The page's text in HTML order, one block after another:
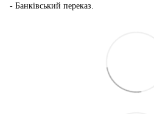
- Банківський переказ.